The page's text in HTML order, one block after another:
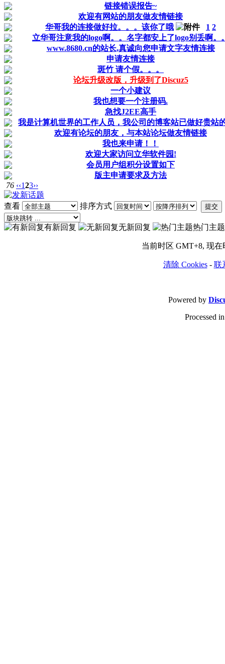
链接错误报告~
欢迎有网站的朋友做友情链接
华哥我的连接做好拉。。。该你了哦
1 2
立华哥注意我的logo啊。。名字都安上了logo别丢啊。
www.8680.cn的站长,真诚向您申请文字友情连接
申请友情连接
斑竹 请个假。。。
论坛升级改版，升级到了Discuz5
一个小建议
我也想要一个注册码.
急找J2EE高手
我是计算机世界的工作人员，我公司的博客站已做好贵站
欢迎有论坛的朋友，与本站论坛做友情链接
我也来申请！！
欢迎大家访问立华软件园!
会员用户组积分设置如下
版主申请要求及方法
76 ‹‹123››
查看 排序方式 提交
有新回复 无新回复 热门主题
当前时区 GMT+8, 现在
清除 Cookies- 联
Powered by
Processed